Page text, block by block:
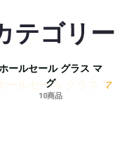
テゴリー
ールセール グラス マ
グ
10商品